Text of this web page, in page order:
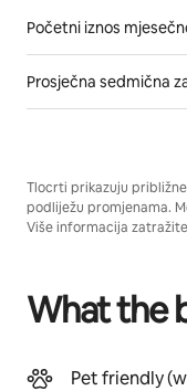
Početni iznos
Prosječna sedmična
Tlocrti prikazuju
podliježu promjenama.
Više informacija
What the
Pet friendly